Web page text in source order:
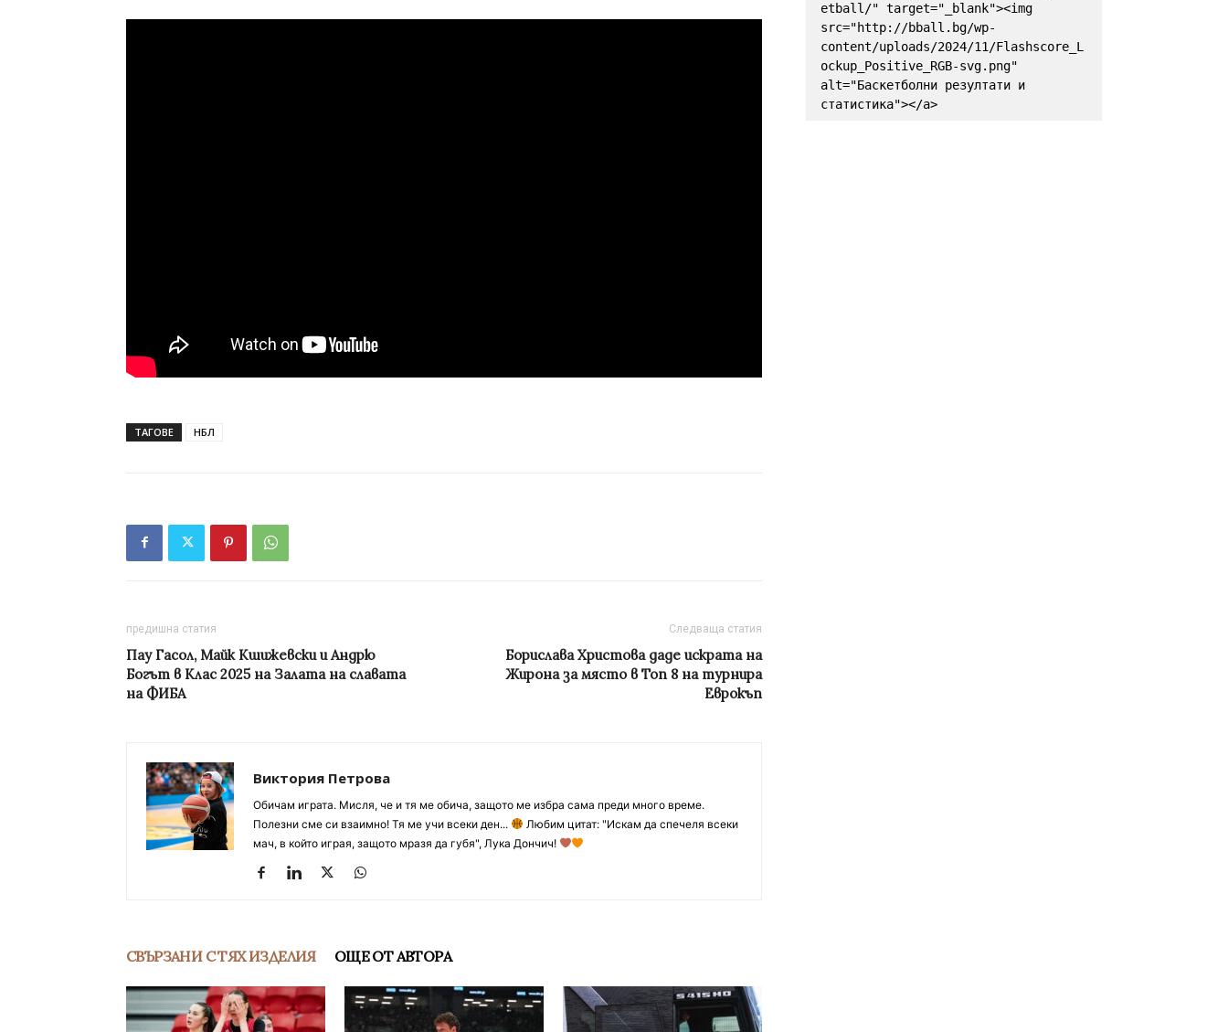
ТАГОВЕ НБЛ
предишна статия
Пау Гасол, Майк Кшижевски и Андрю
Богът в Клас 2025 на Залата на славата
на ФИБА
Следваща статия
Борислава Христова даде искрата на
Жирона за място в Топ 8 на турнира
Еврокъп
Виктория Петрова
Обичам играта. Мисля, че и тя ме обича, защото ме избра сама преди много време.
Полезни сме си взаимно! Тя ме учи всеки ден...
Любим цитат: "Искам да спечеля всеки
мач, в който играя, защото мразя да губя", Лука Дончич!
СВЪРЗАНИ С ТЯХ ИЗДЕЛИЯ ОЩЕ ОТ АВТОРА
etball/" target="_blank"><img
src="http://bball.bg/wp-
content/uploads/2024/11/Flashscore_L
ockup_Positive_RGB-svg.png"
alt="Баскетболни резултати и
статистика"></a>